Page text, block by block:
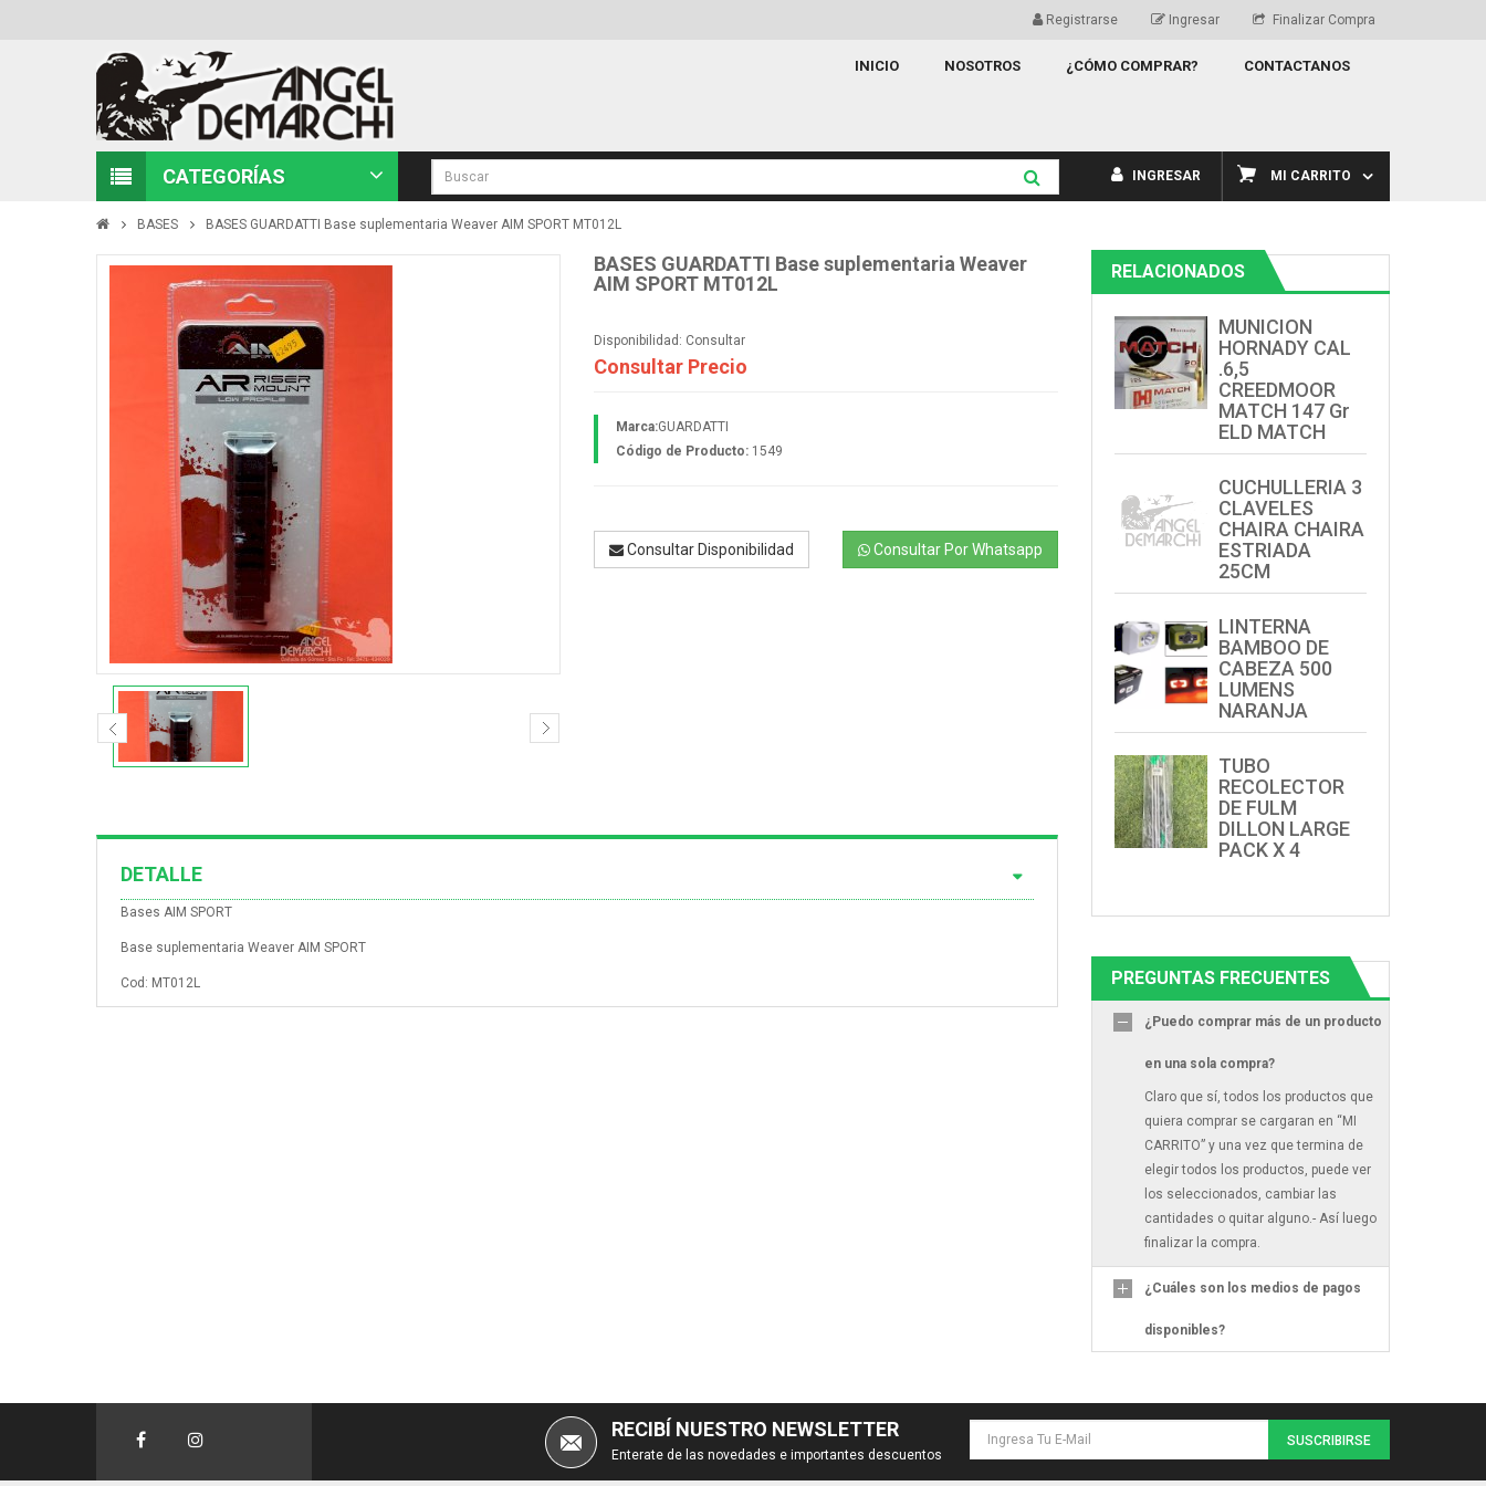
Registrarse Ingresar Finalizar Compra
INICIO NOSOTROS ¿CÓMO COMPRAR? CONTACTANOS
CATEGORÍAS MI CARRITO
INGRESAR
BASES BASES GUARDATTI Base suplementaria Weaver AIM SPORT MT012L
BASES GUARDATTI Base suplementaria Weaver
AIM SPORT MT012L
Disponibilidad: Consultar
Consultar Precio
Marca:GUARDATTI
Código de Producto: 1549
Consultar Disponibilidad Consultar Por Whatsapp
DETALLE
Bases AIM SPORT
Base suplementaria Weaver AIM SPORT
Cod: MT012L
RELACIONADOS
MUNICION
HORNADY CAL
.6,5
CREEDMOOR
MATCH 147 Gr
ELD MATCH
CUCHULLERIA 3
CLAVELES
CHAIRA CHAIRA
ESTRIADA
25CM
LINTERNA
BAMBOO DE
CABEZA 500
LUMENS
NARANJA
TUBO
RECOLECTOR
DE FULM
DILLON LARGE
PACK X 4
PREGUNTAS FRECUENTES
¿Puedo comprar más de un producto
en una sola compra?
Claro que sí, todos los productos que
quiera comprar se cargaran en “MI
CARRITO” y una vez que termina de
elegir todos los productos, puede ver
los seleccionados, cambiar las
cantidades o quitar alguno.- Así luego
finalizar la compra.
¿Cuáles son los medios de pagos
disponibles?
RECIBÍ NUESTRO NEWSLETTER
Enterate de las novedades e importantes descuentos
SUSCRIBIRSE